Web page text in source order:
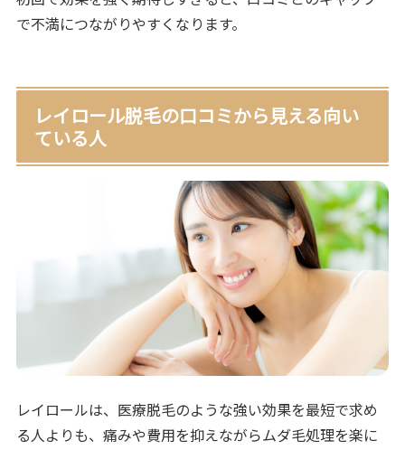
で不満につながりやすくなります。
レイロール脱毛の口コミから見える向い
ている人
レイロールは、医療脱毛のような強い効果を最短で求め
る人よりも、痛みや費用を抑えながらムダ毛処理を楽に